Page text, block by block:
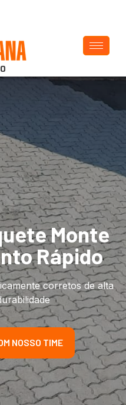
Monte
Rápido
corretos de alta
NOSSO TIME